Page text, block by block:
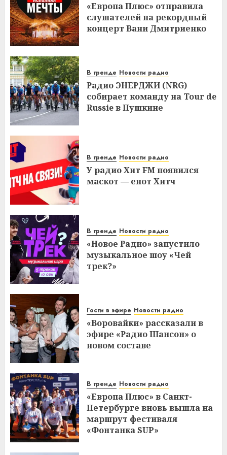
«Европа Плюс» отправила
слушателей на рекордный
концерт Вани Дмитриенко
В тренде Новости радио
Радио ЭНЕРДЖИ (NRG)
собирает команду на Tour de
Russie в Пушкине
В тренде Новости радио
У радио Хит FM появился
маскот — енот Хитч
В тренде Новости радио
«Новое Радио» запустило
музыкальное шоу «Чей
трек?»
Гости в эфире Новости радио
«Воровайки» рассказали в
эфире «Радио Шансон» о
новом составе
В тренде Новости радио
«Европа Плюс» в Санкт-
Петербурге вновь вышла на
маршрут фестиваля
«Фонтанка SUP»